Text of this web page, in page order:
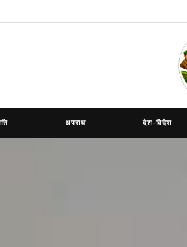
अपराध देश-विदेश